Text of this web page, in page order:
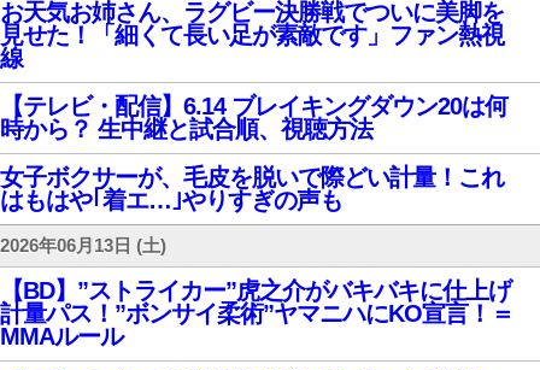
お天気お姉さん、ラグビー決勝戦でついに美脚を
見せた！「細くて長い足が素敵です」ファン熱視
線
【テレビ・配信】6.14 ブレイキングダウン20は何
時から？ 生中継と試合順、視聴方法
女子ボクサーが、毛皮を脱いで際どい計量！これ
はもはや｢着エ…｣やりすぎの声も
2026年06月13日 (土)
【BD】”ストライカー”虎之介がバキバキに仕上げ
計量パス！”ボンサイ柔術”ヤマニハにKO宣言！＝
MMAルール